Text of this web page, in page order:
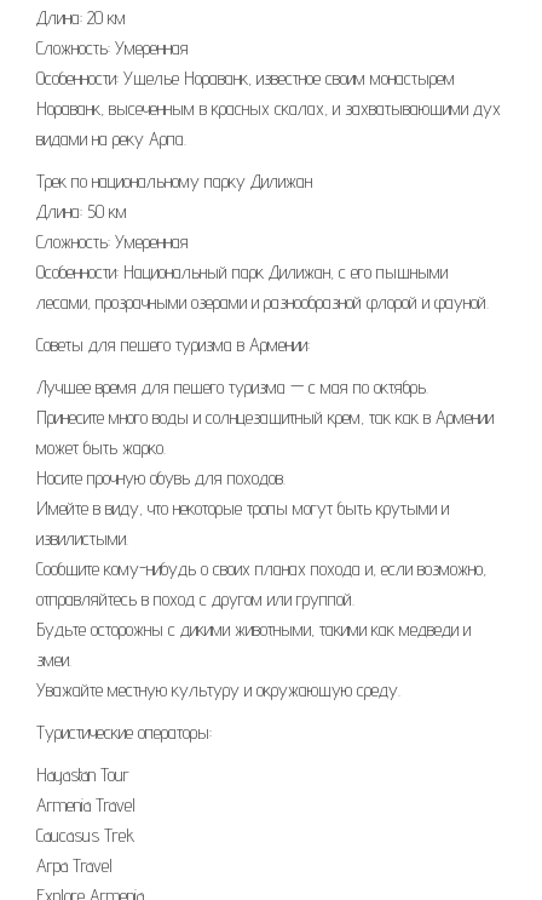
Длина: 20 км
Сложность: Умеренная
Особенности: Ущелье Нораванк, известное своим монастырем
Нораванк, высеченным в красных скалах, и захватывающими дух
видами на реку Арпа.
Трек по национальному парку Дилижан
Длина: 50 км
Сложность: Умеренная
Особенности: Национальный парк Дилижан, с его пышными
лесами, прозрачными озерами и разнообразной флорой и фауной.
Советы для пешего туризма в Армении:
Лучшее время для пешего туризма — с мая по октябрь.
Принесите много воды и солнцезащитный крем, так как в Армении
может быть жарко.
Носите прочную обувь для походов.
Имейте в виду, что некоторые тропы могут быть крутыми и
извилистыми.
Сообщите кому-нибудь о своих планах похода и, если возможно,
отправляйтесь в поход с другом или группой.
Будьте осторожны с дикими животными, такими как медведи и
змеи.
Уважайте местную культуру и окружающую среду.
Туристические операторы:
Hayastan Tour
Armenia Travel
Caucasus Trek
Arpa Travel